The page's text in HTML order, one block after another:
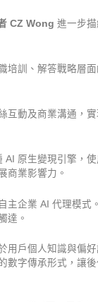
CZ Wong 進一步
訓、解答戰略層
動及商業溝通，
原生變現引擎，
商業影響力。
企業 AI 代理模式
達。
戶個人知識與偏
字傳承形式，讓